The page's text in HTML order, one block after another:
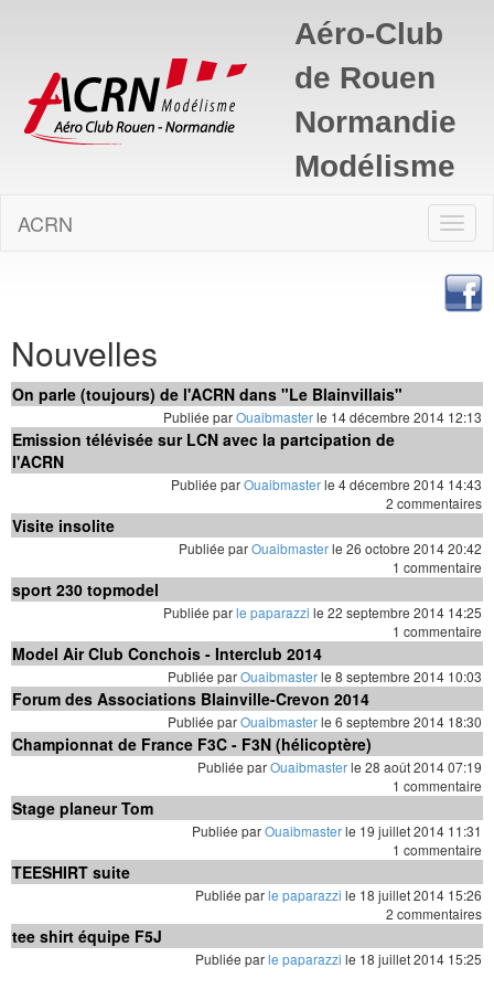
Aéro-Club
de Rouen
Normandie
Modélisme
ACRN
Nouvelles
On parle (toujours) de l'ACRN dans "Le Blainvillais"
Publiée parOuaibmasterle 14 décembre 2014 12:13
Emission télévisée sur LCN avec la partcipation de
l'ACRN
Publiée parOuaibmasterle 4 décembre 2014 14:43
2 commentaires
Visite insolite
Publiée parOuaibmasterle 26 octobre 2014 20:42
1 commentaire
sport 230 topmodel
Publiée parle paparazzi le 22 septembre 2014 14:25
1 commentaire
Model Air Club Conchois - Interclub 2014
Publiée parOuaibmasterle 8 septembre 2014 10:03
Forum des Associations Blainville-Crevon 2014
Publiée parOuaibmasterle 6 septembre 2014 18:30
Championnat de France F3C - F3N (hélicoptère)
Publiée parOuaibmasterle 28 août 2014 07:19
1 commentaire
Stage planeur Tom
Publiée parOuaibmasterle 19 juillet 2014 11:31
1 commentaire
TEESHIRT suite
Publiée parle paparazzi le 18 juillet 2014 15:26
2 commentaires
tee shirt équipe F5J
Publiée parle paparazzi le 18 juillet 2014 15:25